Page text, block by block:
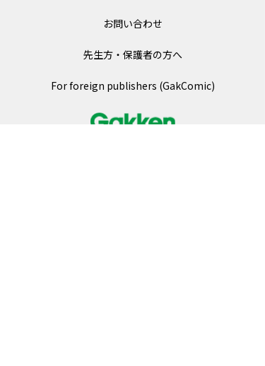
お問い合わせ
先生方・保護者の方へ
For foreign publishers (GakComic)